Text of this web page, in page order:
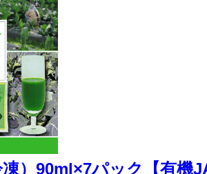
）90ml×7パック【有機